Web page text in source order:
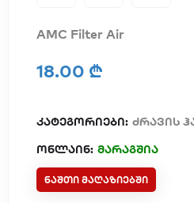
AMC Filter Air
18.00 ₾
კატეგორიები: ძრავის
ონლაინ: მარაგშია
ᲜᲐᲨᲗᲘ ᲛᲐᲦᲐᲖᲘᲔᲑᲨᲘ